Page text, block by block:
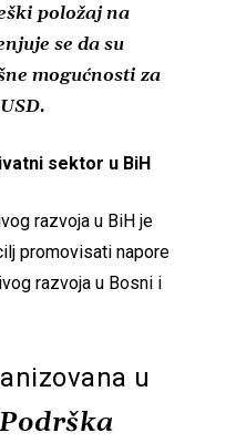
položaj na
se da su
mogućnosti za
sektor u BiH
razvoja u BiH je
promovisati napore
razvoja u Bosni i
u
Podrška